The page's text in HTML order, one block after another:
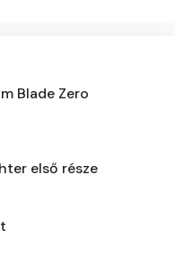
Blade Zero
első része